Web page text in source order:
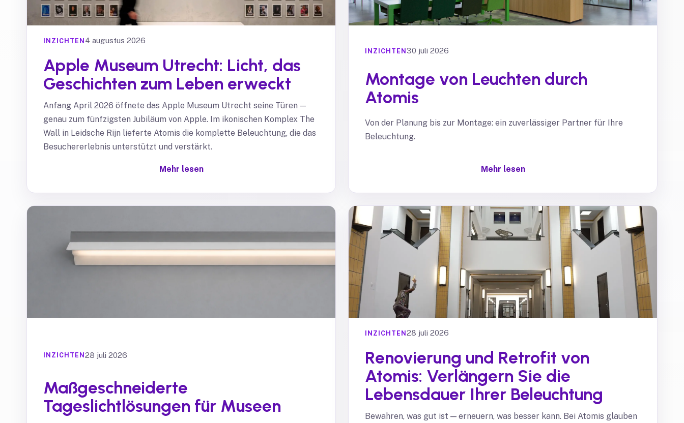
INZICHTEN 4 augustus 2026
Apple Museum Utrecht: Licht, das
Geschichten zum Leben erweckt
Anfang April 2026 öffnete das Apple Museum Utrecht seine Türen —
genau zum fünfzigsten Jubiläum von Apple. Im ikonischen Komplex The
Wall in Leidsche Rijn lieferte Atomis die komplette Beleuchtung, die das
Besuchererlebnis unterstützt und verstärkt.
Mehr lesen
INZICHTEN 30 juli 2026
Montage von Leuchten durch
Atomis
Von der Planung bis zur Montage: ein zuverlässiger Partner für Ihre
Beleuchtung.
Mehr lesen
INZICHTEN 28 juli 2026
Maßgeschneiderte
Tageslichtlösungen für Museen
INZICHTEN28 juli 2026
Renovierung und Retrofit von
Atomis: Verlängern Sie die
Lebensdauer Ihrer Beleuchtung
Bewahren, was gut ist — erneuern, was besser kann. Bei Atomis glauben